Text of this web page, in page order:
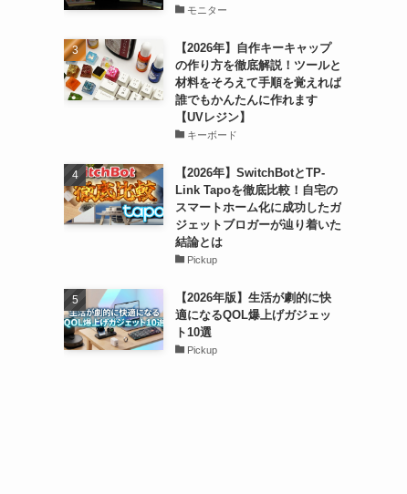
モニター
【2026年】自作キーキャップ
の作り方を徹底解説！ツールと
材料をそろえて手順を覚えれば
誰でもかんたんに作れます
【UVレジン】
キーボード
【2026年】SwitchBotとTP-
Link Tapoを徹底比較！自宅の
スマートホーム化に成功したガ
ジェットブロガーが辿り着いた
結論とは
Pickup
【2026年版】生活が劇的に快
適になるQOL爆上げガジェッ
ト10選
Pickup